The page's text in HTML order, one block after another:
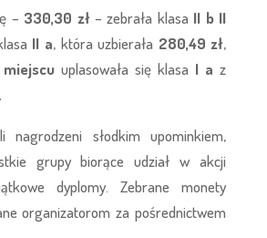
– 330,30 zł– zebrała klasa II b II
II a, która uzbierała 280,49 zł,
miejscuuplasowała się klasa I a z
nagrodzeni słodkim upominkiem,
grupy biorące udział w akcji
dyplomy. Zebrane monety
organizatorom za pośrednictwem